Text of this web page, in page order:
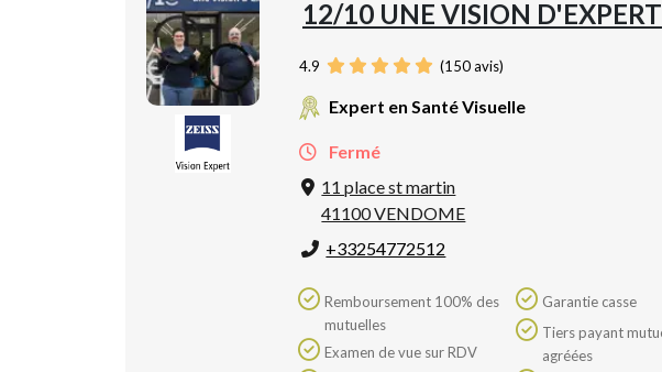
12/10 UNE VISION D'EXPERT
4.9 (150avis)
Expert en Santé Visuelle
Fermé
11 place st martin
41100 VENDOME
+33254772512
mutuelles
Examen de vue sur RDV
Garantie casse
agréées